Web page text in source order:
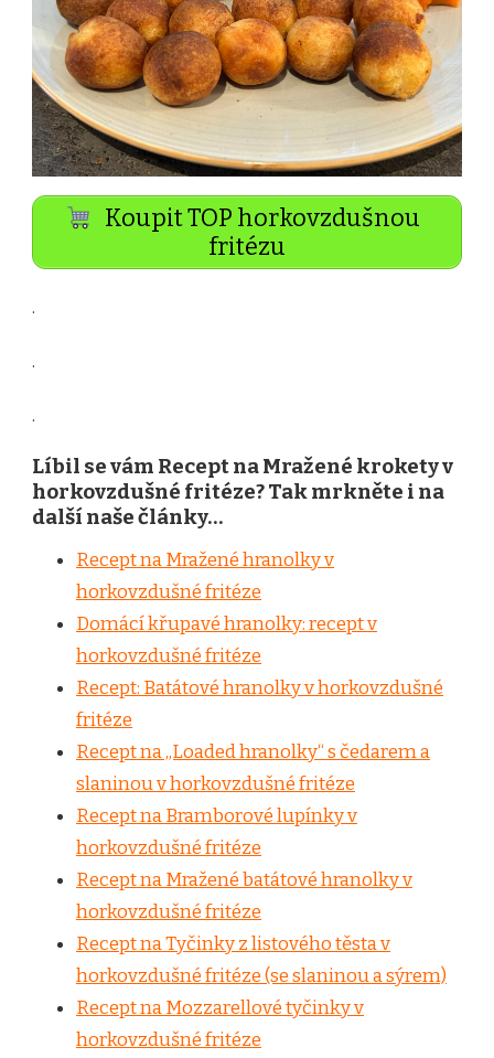
Koupit TOP horkovzdušnou
fritézu
.
.
.
Líbil se vám Recept na Mražené krokety v
horkovzdušné fritéze? Tak mrkněte i na
další naše články…
Recept na Mražené hranolky v
horkovzdušné fritéze
Domácí křupavé hranolky: recept v
horkovzdušné fritéze
Recept: Batátové hranolky v horkovzdušné
fritéze
Recept na „Loaded hranolky“ s čedarem a
slaninou v horkovzdušné fritéze
Recept na Bramborové lupínky v
horkovzdušné fritéze
Recept na Mražené batátové hranolky v
horkovzdušné fritéze
Recept na Tyčinky z listového těsta v
horkovzdušné fritéze (se slaninou a sýrem)
Recept na Mozzarellové tyčinky v
horkovzdušné fritéze